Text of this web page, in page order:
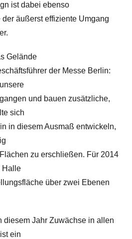
ist dabei ebenso
äußerst effiziente Umgang
Gelände
der Messe Berlin:
und bauen zusätzliche,
sich
in diesem Ausmaß entwickeln,
zu erschließen. Für 2014
Halle
über zwei Ebenen
diesem Jahr Zuwächse in allen
ein